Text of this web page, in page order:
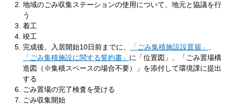
地域のごみ収集ステーションの使用について、地元と協議を行
う
着工
竣工
完成後、入居開始10日前までに、
「ごみ集積施設設置届」
「ごみ集積施設に関する誓約書」 に「位置図」、「ごみ置場構
造図（※集積スペースの場合不要）」を添付して環境課に提出
する
ごみ置場の完了検査を受ける
ごみ収集開始